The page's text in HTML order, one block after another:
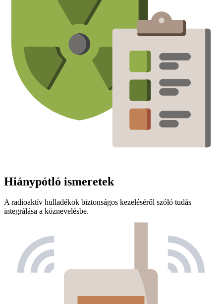
Hiánypótló ismeretek
A radioaktív hulladékok biztonságos kezeléséről szóló tudás
integrálása a köznevelésbe.